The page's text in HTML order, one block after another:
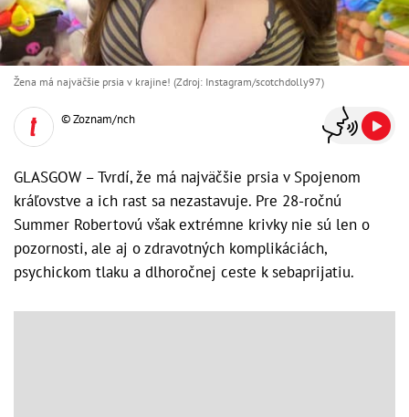
Žena má najväčšie prsia v krajine! (Zdroj: Instagram/scotchdolly97)
© Zoznam/nch
GLASGOW – Tvrdí, že má najväčšie prsia v Spojenom
kráľovstve a ich rast sa nezastavuje. Pre 28-ročnú
Summer Robertovú však extrémne krivky nie sú len o
pozornosti, ale aj o zdravotných komplikáciách,
psychickom tlaku a dlhoročnej ceste k sebaprijatiu.